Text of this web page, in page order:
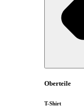
Oberteile
T-Shirt